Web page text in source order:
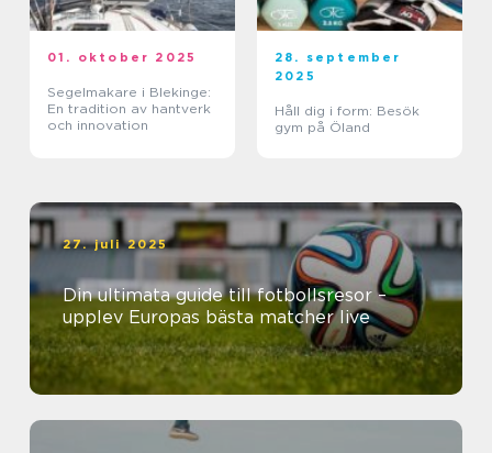
01. oktober 2025
Segelmakare i Blekinge:
En tradition av hantverk
och innovation
28. september
2025
Håll dig i form: Besök
gym på Öland
27. juli 2025
Din ultimata guide till fotbollsresor –
upplev Europas bästa matcher live